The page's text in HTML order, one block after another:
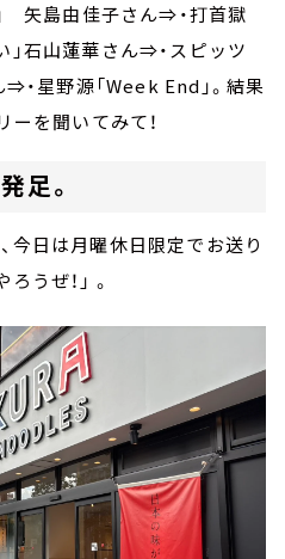
矢島由佳子さん⇒・打首獄
」石山蓮華さん⇒・スピッツ
・星野源「Week End」。結果
ーを聞いてみて！
足。
今日は月曜休日限定でお送り
うぜ！」 。